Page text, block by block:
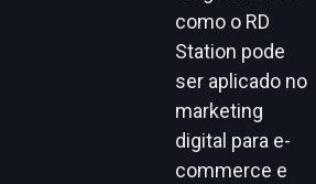
como o RD
Station pode
ser aplicado no
marketing
digital para e-
commerce e